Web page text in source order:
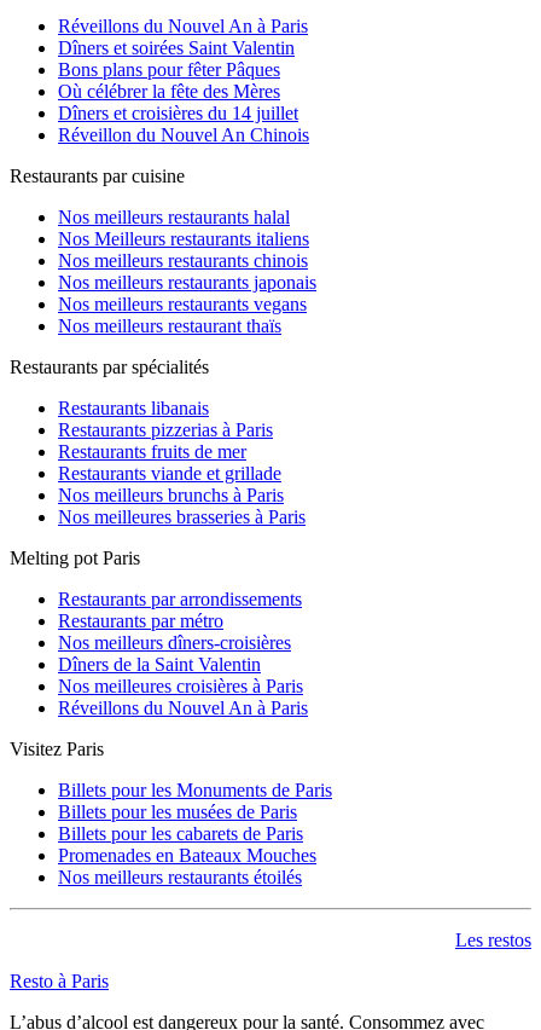
Réveillons du Nouvel An à Paris
Dîners et soirées Saint Valentin
Bons plans pour fêter Pâques
Où célébrer la fête des Mères
Dîners et croisières du 14 juillet
Réveillon du Nouvel An Chinois
Restaurants par cuisine
Nos meilleurs restaurants halal
Nos Meilleurs restaurants italiens
Nos meilleurs restaurants chinois
Nos meilleurs restaurants japonais
Nos meilleurs restaurants vegans
Nos meilleurs restaurant thaïs
Restaurants par spécialités
Restaurants libanais
Restaurants pizzerias à Paris
Restaurants fruits de mer
Restaurants viande et grillade
Nos meilleurs brunchs à Paris
Nos meilleures brasseries à Paris
Melting pot Paris
Restaurants par arrondissements
Restaurants par métro
Nos meilleurs dîners-croisières
Dîners de la Saint Valentin
Nos meilleures croisières à Paris
Réveillons du Nouvel An à Paris
Visitez Paris
Billets pour les Monuments de Paris
Billets pour les musées de Paris
Billets pour les cabarets de Paris
Promenades en Bateaux Mouches
Nos meilleurs restaurants étoilés
Les restos
Resto à Paris
L’abus d’alcool est dangereux pour la santé. Consommez avec